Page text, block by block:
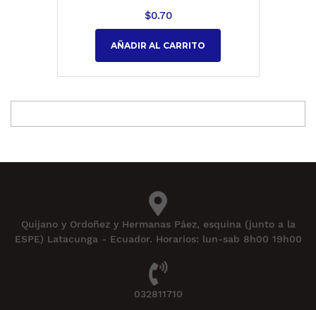
$0.70
AÑADIR AL CARRITO
Quijano y Ordoñez y Hermanas Páez, esquina (junto a la
ESPE) Latacunga - Ecuador. Horarios: lun-sab 8h00 19h00
032811710